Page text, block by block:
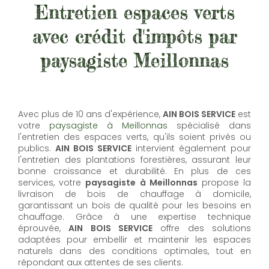
Entretien espaces verts
avec crédit d'impôts par
paysagiste Meillonnas
Avec plus de 10 ans d'expérience, AIN BOIS SERVICE est
votre paysagiste à Meillonnas spécialisé dans
l'entretien des espaces verts, qu'ils soient privés ou
publics. AIN BOIS SERVICE intervient également pour
l'entretien des plantations forestières, assurant leur
bonne croissance et durabilité. En plus de ces
services, votre paysagiste à Meillonnas propose la
livraison de bois de chauffage à domicile,
garantissant un bois de qualité pour les besoins en
chauffage. Grâce à une expertise technique
éprouvée,AIN BOIS SERVICE offre des solutions
adaptées pour embellir et maintenir les espaces
naturels dans des conditions optimales, tout en
répondant aux attentes de ses clients.